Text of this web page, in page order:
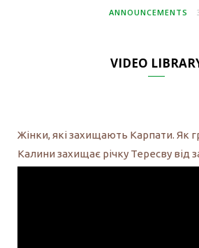
ANNOUNCEMENTS
VIDEO
Жінки, які захищають Карпати. Як
Калини захищає річку Тересву від